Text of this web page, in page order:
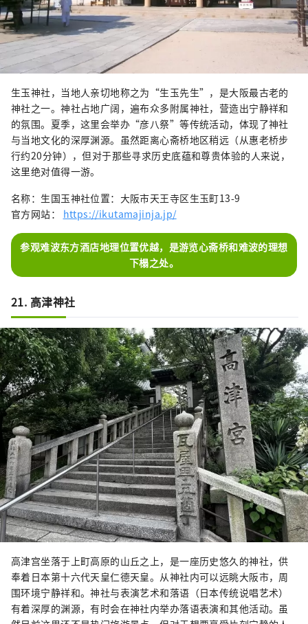
生玉神社，当地人亲切地称之为“生玉先生”，是大阪最古老的
神社之一。神社占地广阔，遍布众多附属神社，营造出宁静祥和
的氛围。夏季，这里会举办“彦八祭”等传统活动，体现了神社
与当地文化的深厚渊源。虽然距离心斋桥地区稍远（从惠老桥步
行约20分钟），但对于那些寻求历史底蕴和尊贵体验的人来说，
这里绝对值得一游。
名称：生国玉神社位置：大阪市天王寺区生玉町13-9
官方网站： https://ikutamajinja.jp/
参观难波东方酒店地理位置优越，是游览心斋桥和难波的理想
下榻之处。
21. 高津神社
高津宫坐落于上町高原的山丘之上，是一座历史悠久的神社，供
奉着日本第十六代天皇仁德天皇。从神社内可以远眺大阪市，周
围环境宁静祥和。神社与表演艺术和落语（日本传统说唱艺术）
有着深厚的渊源，有时会在神社内举办落语表演和其他活动。虽